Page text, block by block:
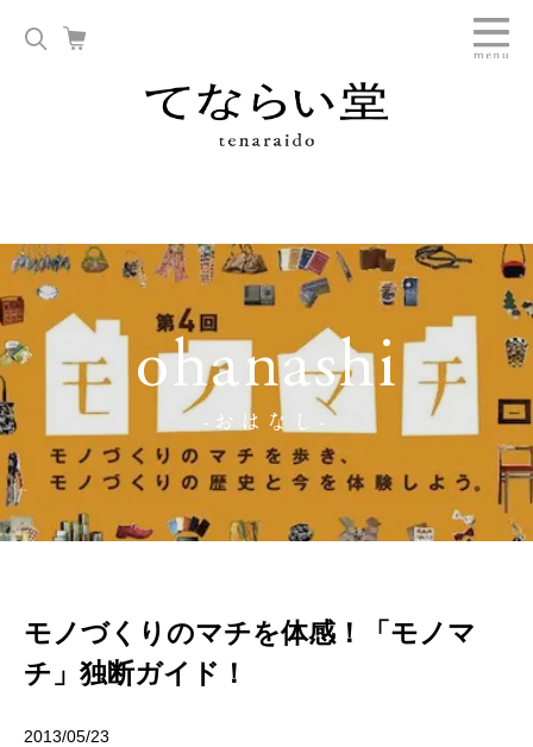
ohanashi
-おはなし-
モノづくりのマチを体感！「モノマ
チ」独断ガイド！
2013/05/23